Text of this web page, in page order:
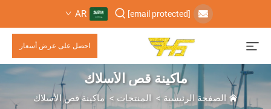
[email protected]
AR
احصل على عرض أسعار
ماكينة قص الأسلاك
الصفحة الرئيسية > المنتجات > ماكينة قص الأسلاك